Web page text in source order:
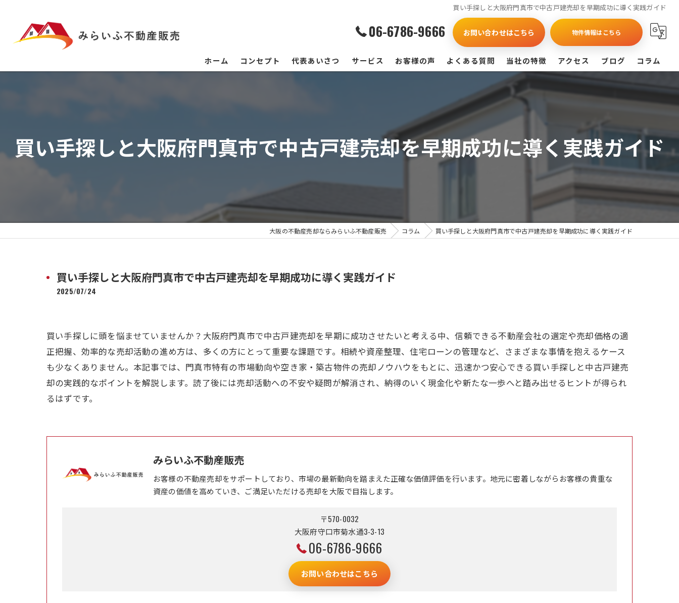
買い手探しと大阪府門真市で中古戸建売却を早期成功に導く実践ガイド
06-6786-9666 お問い合わせはこちら 物件情報はこちら
ホーム コンセプト 代表あいさつ サービス お客様の声 よくある質問 当社の特徴
買取
戸建て
マンション
アクセス ブログ コラム
買い手探しと大阪府門真市で中古戸建売却を早期成功に導く実践ガイド
大阪の不動産売却ならみらいふ不動産販売 コラム 買い手探しと大阪府門真市で中古戸建売却を早期成功に導く実践ガイド
買い手探しと大阪府門真市で中古戸建売却を早期成功に導く実践ガイド
2025/07/24
買い手探しに頭を悩ませていませんか？大阪府門真市で中古戸建売却を早期に成功させたいと考える中、信頼できる不動産会社の選定や売却価格の適
正把握、効率的な売却活動の進め方は、多くの方にとって重要な課題です。相続や資産整理、住宅ローンの管理など、さまざまな事情を抱えるケース
も少なくありません。本記事では、門真市特有の市場動向や空き家・築古物件の売却ノウハウをもとに、迅速かつ安心できる買い手探しと中古戸建売
却の実践的なポイントを解説します。読了後には売却活動への不安や疑問が解消され、納得のいく現金化や新たな一歩へと踏み出せるヒントが得られ
るはずです。
みらいふ不動産販売
お客様の不動産売却をサポートしており、市場の最新動向を踏まえた正確な価値評価を行います。地元に密着しながらお客様の貴重な
資産の価値を高めていき、ご満足いただける売却を大阪で目指します。
〒570-0032
大阪府守口市菊水通3-3-13
06-6786-9666
お問い合わせはこちら